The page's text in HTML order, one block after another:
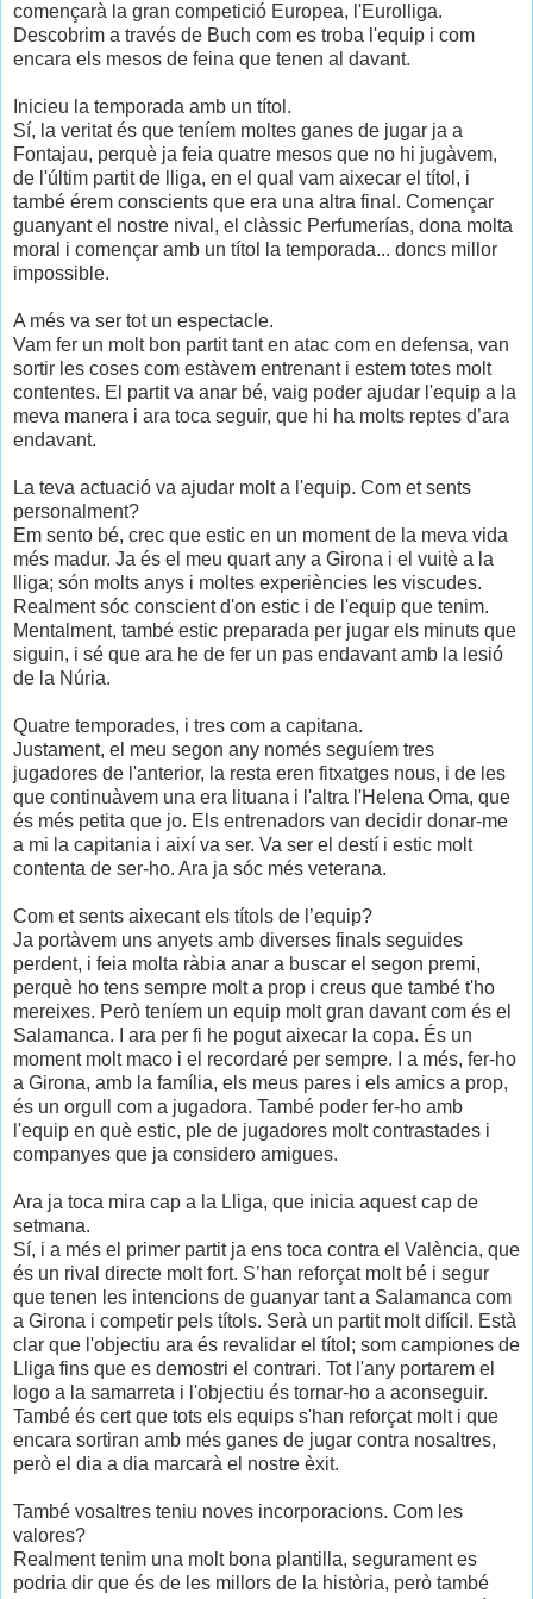
començarà la gran competició Europea, l'Eurolliga.
Descobrim a través de Buch com es troba l'equip i com
encara els mesos de feina que tenen al davant.
Inicieu la temporada amb un títol.
Sí, la veritat és que teníem moltes ganes de jugar ja a
Fontajau, perquè ja feia quatre mesos que no hi jugàvem,
de l'últim partit de lliga, en el qual vam aixecar el títol, i
també érem conscients que era una altra final. Començar
guanyant el nostre nival, el clàssic Perfumerías, dona molta
moral i començar amb un títol la temporada... doncs millor
impossible.
A més va ser tot un espectacle.
Vam fer un molt bon partit tant en atac com en defensa, van
sortir les coses com estàvem entrenant i estem totes molt
contentes. El partit va anar bé, vaig poder ajudar l'equip a la
meva manera i ara toca seguir, que hi ha molts reptes d’ara
endavant.
La teva actuació va ajudar molt a l'equip. Com et sents
personalment?
Em sento bé, crec que estic en un moment de la meva vida
més madur. Ja és el meu quart any a Girona i el vuitè a la
lliga; són molts anys i moltes experiències les viscudes.
Realment sóc conscient d'on estic i de l'equip que tenim.
Mentalment, també estic preparada per jugar els minuts que
siguin, i sé que ara he de fer un pas endavant amb la lesió
de la Núria.
Quatre temporades, i tres com a capitana.
Justament, el meu segon any només seguíem tres
jugadores de l'anterior, la resta eren fitxatges nous, i de les
que continuàvem una era lituana i l'altra l'Helena Oma, que
és més petita que jo. Els entrenadors van decidir donar-me
a mi la capitania i així va ser. Va ser el destí i estic molt
contenta de ser-ho. Ara ja sóc més veterana.
Com et sents aixecant els títols de l’equip?
Ja portàvem uns anyets amb diverses finals seguides
perdent, i feia molta ràbia anar a buscar el segon premi,
perquè ho tens sempre molt a prop i creus que també t'ho
mereixes. Però teníem un equip molt gran davant com és el
Salamanca. I ara per fi he pogut aixecar la copa. És un
moment molt maco i el recordaré per sempre. I a més, fer-ho
a Girona, amb la família, els meus pares i els amics a prop,
és un orgull com a jugadora. També poder fer-ho amb
l'equip en què estic, ple de jugadores molt contrastades i
companyes que ja considero amigues.
Ara ja toca mira cap a la Lliga, que inicia aquest cap de
setmana.
Sí, i a més el primer partit ja ens toca contra el València, que
és un rival directe molt fort. S’han reforçat molt bé i segur
que tenen les intencions de guanyar tant a Salamanca com
a Girona i competir pels títols. Serà un partit molt difícil. Està
clar que l'objectiu ara és revalidar el títol; som campiones de
Lliga fins que es demostri el contrari. Tot l'any portarem el
logo a la samarreta i l'objectiu és tornar-ho a aconseguir.
També és cert que tots els equips s'han reforçat molt i que
encara sortiran amb més ganes de jugar contra nosaltres,
però el dia a dia marcarà el nostre èxit.
També vosaltres teniu noves incorporacions. Com les
valores?
Realment tenim una molt bona plantilla, segurament es
podria dir que és de les millors de la història, però també